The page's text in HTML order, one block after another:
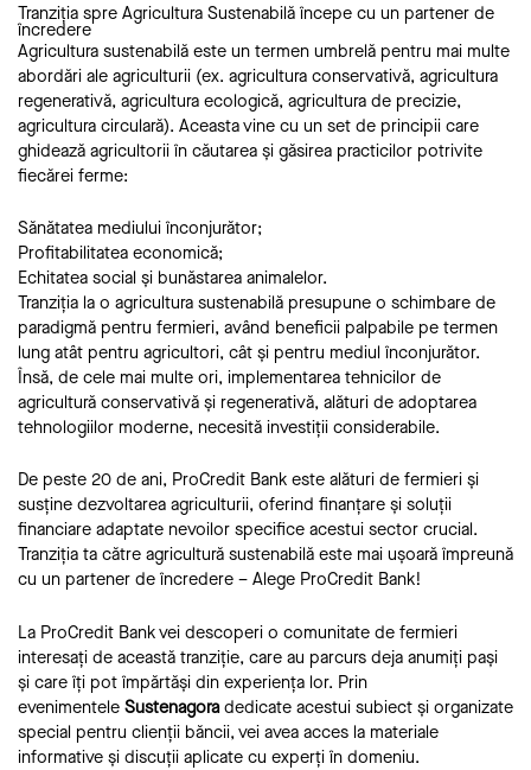
Tranziția spre Agricultura Sustenabilă începe cu un partener de
încredere
Agricultura sustenabilă este un termen umbrelă pentru mai multe
abordări ale agriculturii (ex. agricultura conservativă, agricultura
regenerativă, agricultura ecologică, agricultura de precizie,
agricultura circulară). Aceasta vine cu un set de principii care
ghidează agricultorii în căutarea și găsirea practicilor potrivite
fiecărei ferme:
Sănătatea mediului înconjurător;
Profitabilitatea economică;
Echitatea social și bunăstarea animalelor.
Tranziția la o agricultura sustenabilă presupune o schimbare de
paradigmă pentru fermieri, având beneficii palpabile pe termen
lung atât pentru agricultori, cât și pentru mediul înconjurător.
Însă, de cele mai multe ori, implementarea tehnicilor de
agricultură conservativă și regenerativă, alături de adoptarea
tehnologiilor moderne, necesită investiții considerabile.
De peste 20 de ani, ProCredit Bank este alături de fermieri și
susține dezvoltarea agriculturii, oferind finanțare și soluții
financiare adaptate nevoilor specifice acestui sector crucial.
Tranziția ta către agricultură sustenabilă este mai ușoară împreună
cu un partener de încredere – Alege ProCredit Bank!
La ProCredit Bank vei descoperi o comunitate de fermieri
interesați de această tranziție, care au parcurs deja anumiți pași
și care îți pot împărtăși din experiența lor. Prin
evenimentele Sustenagoradedicate acestui subiect și organizate
special pentru clienții băncii, vei avea acces la materiale
informative și discuții aplicate cu experți în domeniu.